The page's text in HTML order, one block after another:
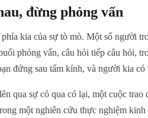
đừng phỏng vấn
kia của sự tò mò. Một số người
phỏng vấn, câu hỏi tiếp câu hỏi,
đứng sau tấm kính, và người kia có
qua sự có qua có lại, một cuộc
một nghiên cứu thực nghiệm